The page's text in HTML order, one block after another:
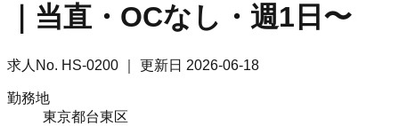
｜当直・OCなし・週1日〜
求人No. HS-0200 ｜ 更新日 2026-06-18
勤務地
東京都台東区